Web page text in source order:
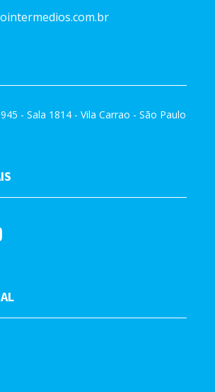
- Sala 1814 - Vila Carrao - São Paulo